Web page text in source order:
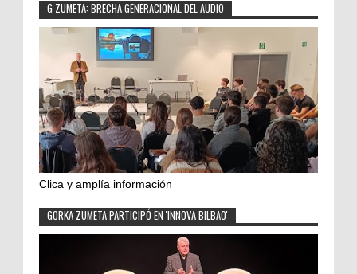
G ZUMETA: BRECHA GENERACIONAL DEL AUDIO
Clica y amplía información
GORKA ZUMETA PARTICIPÓ EN 'INNOVA BILBAO'